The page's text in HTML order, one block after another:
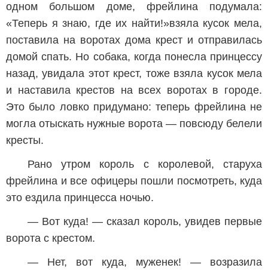
одном большом доме, фрейлина подумала:
«Теперь я знаю, где их найти!»взяла кусок мела,
поставила на воротах дома крест и отправилась
домой спать. Но собака, когда понесла принцессу
назад, увидала этот крест, тоже взяла кусок мела
и наставила крестов на всех воротах в городе.
Это было ловко придумано: теперь фрейлина не
могла отыскать нужные ворота — повсюду белели
кресты.
Рано утром король с королевой, старуха
фрейлина и все офицеры пошли посмотреть, куда
это ездила принцесса ночью.
— Вот куда! — сказал король, увидев первые
ворота с крестом.
— Нет, вот куда, муженек! — возразила